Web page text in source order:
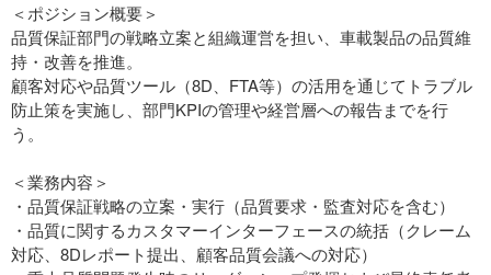
＜ポジション概要＞
品質保証部門の戦略立案と組織運営を担い、車載製品の品質維
持・改善を推進。
顧客対応や品質ツール（8D、FTA等）の活用を通じてトラブル
防止策を実施し、部門KPIの管理や経営層への報告までを行
う。
＜業務内容＞
・品質保証戦略の立案・実行（品質要求・監査対応を含む）
・品質に関するカスタマーインターフェースの統括（クレーム
対応、8Dレポート提出、顧客品質会議への対応）